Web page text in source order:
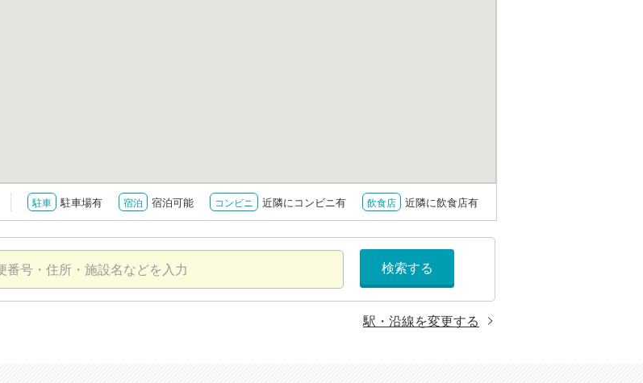
駐車 駐車場有 宿泊 宿泊可能 コンビニ 近隣にコンビニ有 飲食店 近隣に飲食店有
検索する
駅・沿線を変更する